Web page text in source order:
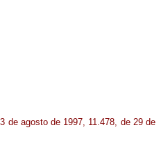
de agosto de 1997, 11.478, de 29 de